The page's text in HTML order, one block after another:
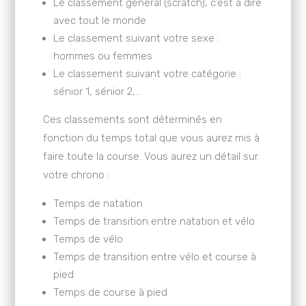
Le classement général (scratch), c’est à dire
avec tout le monde
Le classement suivant votre sexe :
hommes ou femmes
Le classement suivant votre catégorie :
sénior 1, sénior 2,…
Ces classements sont déterminés en
fonction du temps total que vous aurez mis à
faire toute la course. Vous aurez un détail sur
votre chrono :
Temps de natation
Temps de transition entre natation et vélo
Temps de vélo
Temps de transition entre vélo et course à
pied
Temps de course à pied